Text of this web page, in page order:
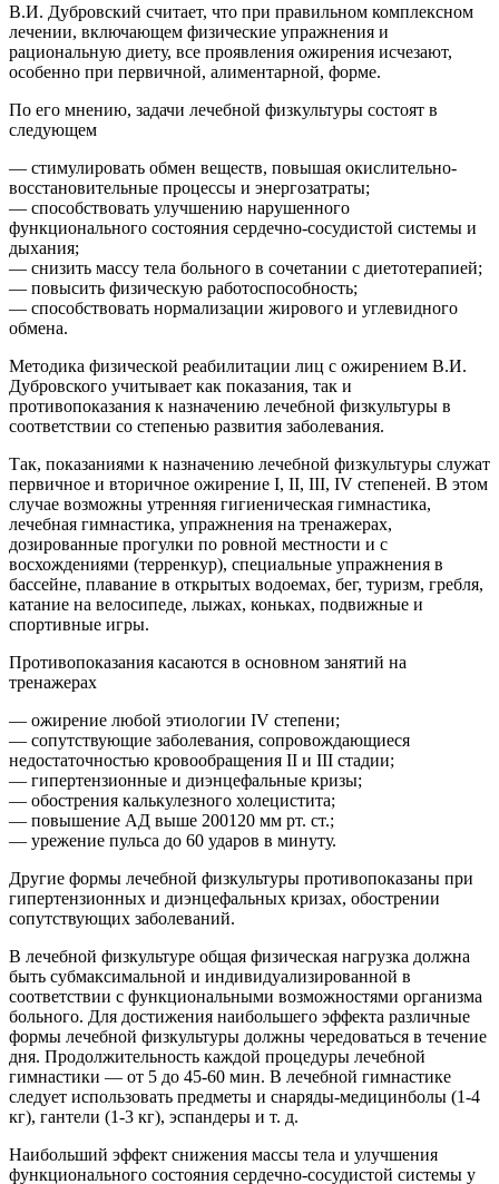
В.И. Дубровский считает, что при правильном комплексном
лечении, включающем физические упражнения и
рациональную диету, все проявления ожирения исчезают,
особенно при первичной, алиментарной, форме.
По его мнению, задачи лечебной физкультуры состоят в
следующем
— стимулировать обмен веществ, повышая окислительно-
восстановительные процессы и энергозатраты;
— способствовать улучшению нарушенного
функционального состояния сердечно-сосудистой системы и
дыхания;
— снизить массу тела больного в сочетании с диетотерапией;
— повысить физическую работоспособность;
— способствовать нормализации жирового и углевидного
обмена.
Методика физической реабилитации лиц с ожирением В.И.
Дубровского учитывает как показания, так и
противопоказания к назначению лечебной физкультуры в
соответствии со степенью развития заболевания.
Так, показаниями к назначению лечебной физкультуры служат
первичное и вторичное ожирение I, II, III, IV степеней. В этом
случае возможны утренняя гигиеническая гимнастика,
лечебная гимнастика, упражнения на тренажерах,
дозированные прогулки по ровной местности и с
восхождениями (терренкур), специальные упражнения в
бассейне, плавание в открытых водоемах, бег, туризм, гребля,
катание на велосипеде, лыжах, коньках, подвижные и
спортивные игры.
Противопоказания касаются в основном занятий на
тренажерах
— ожирение любой этиологии IV степени;
— сопутствующие заболевания, сопровождающиеся
недостаточностью кровообращения II и III стадии;
— гипертензионные и диэнцефальные кризы;
— обострения калькулезного холецистита;
— повышение АД выше 200120 мм рт. ст.;
— урежение пульса до 60 ударов в минуту.
Другие формы лечебной физкультуры противопоказаны при
гипертензионных и диэнцефальных кризах, обострении
сопутствующих заболеваний.
В лечебной физкультуре общая физическая нагрузка должна
быть субмаксимальной и индивидуализированной в
соответствии с функциональными возможностями организма
больного. Для достижения наибольшего эффекта различные
формы лечебной физкультуры должны чередоваться в течение
дня. Продолжительность каждой процедуры лечебной
гимнастики — от 5 до 45-60 мин. В лечебной гимнастике
следует использовать предметы и снаряды-медицинболы (1-4
кг), гантели (1-3 кг), эспандеры и т. д.
Наибольший эффект снижения массы тела и улучшения
функционального состояния сердечно-сосудистой системы у